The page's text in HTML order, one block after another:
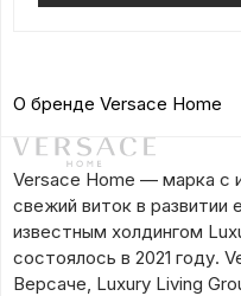
О бренде Versace Home
Versace Home — марка с
свежий виток в развитии
известным холдингом
состоялось в 2021 году.
Версаче, Luxury Living